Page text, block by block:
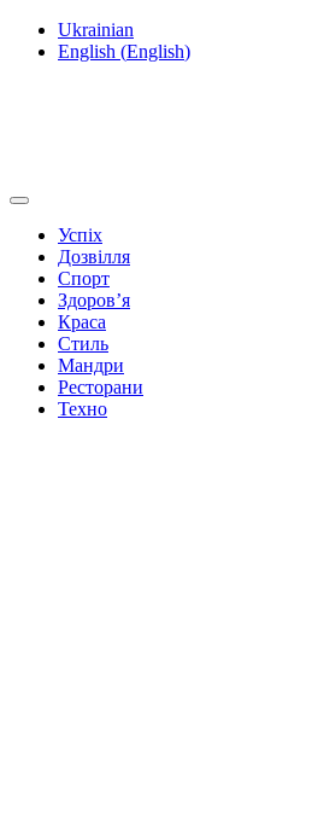
Ukrainian
English (English)
Успіх
Дозвілля
Спорт
Здоров’я
Краса
Стиль
Мандри
Ресторани
Техно